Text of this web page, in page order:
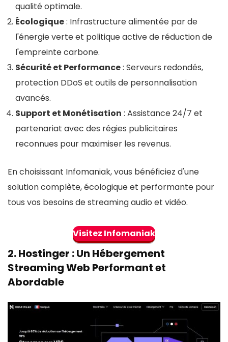
qualité optimale.
Écologique: Infrastructure alimentée par de
l'énergie verte et politique active de réduction de
l'empreinte carbone.
Sécurité et Performance: Serveurs redondés,
protection DDoS et outils de personnalisation
avancés.
Support et Monétisation : Assistance 24/7 et
partenariat avec des régies publicitaires
reconnues pour maximiser les revenus.
En choisissant Infomaniak, vous bénéficiez d'une
solution complète, écologique et performante pour
tous vos besoins de streaming audio et vidéo.
Visitez Infomaniak
2.Hostinger : Un Hébergement
Streaming Web Performant et
Abordable